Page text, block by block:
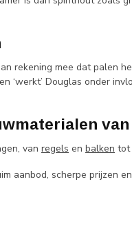
rekening mee dat palen
‘werkt’ Douglas onder
van
van regels en balken tot
aanbod, scherpe prijzen